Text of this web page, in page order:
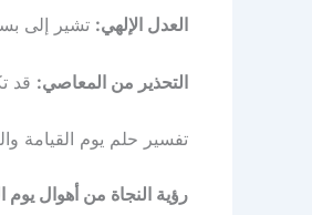
العدل الإلهي: تشير إلى
التحذير من المعاصي: قد
تفسير حلم يوم القيامة
رؤية النجاة من أهوال يوم